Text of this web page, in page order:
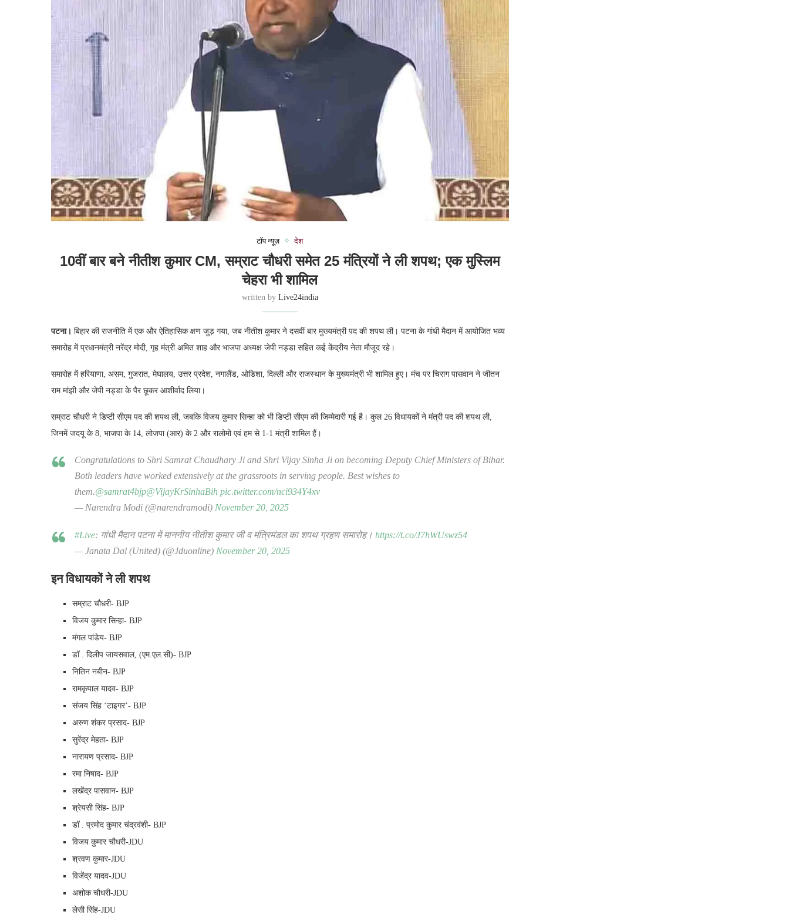
टॉप न्यूज़ देश
10वीं बार बने नीतीश कुमार CM, सम्राट चौधरी समेत 25 मंत्रियों ने ली शपथ; एक मुस्लिम
चेहरा भी शामिल
written by Live24india
पटना। बिहार की राजनीति में एक और ऐतिहासिक क्षण जुड़ गया, जब नीतीश कुमार ने दसवीं बार मुख्यमंत्री पद की शपथ ली। पटना के गांधी मैदान में आयोजित भव्य
समारोह में प्रधानमंत्री नरेंद्र मोदी, गृह मंत्री अमित शाह और भाजपा अध्यक्ष जेपी नड्डा सहित कई केंद्रीय नेता मौजूद रहे।
समारोह में हरियाणा, असम, गुजरात, मेघालय, उत्तर प्रदेश, नगालैंड, ओडिशा, दिल्ली और राजस्थान के मुख्यमंत्री भी शामिल हुए। मंच पर चिराग पासवान ने जीतन
राम मांझी और जेपी नड्डा के पैर छूकर आशीर्वाद लिया।
सम्राट चौधरी ने डिप्टी सीएम पद की शपथ ली, जबकि विजय कुमार सिन्हा को भी डिप्टी सीएम की जिम्मेदारी गई है। कुल 26 विधायकों ने मंत्री पद की शपथ ली,
जिनमें जदयू के 8, भाजपा के 14, लोजपा (आर) के 2 और रालोमो एवं हम से 1-1 मंत्री शामिल हैं।
Congratulations to Shri Samrat Chaudhary Ji and Shri Vijay Sinha Ji on becoming Deputy Chief Ministers of Bihar.
Both leaders have worked extensively at the grassroots in serving people. Best wishes to
them.@samrat4bjp@VijayKrSinhaBih pic.twitter.com/nci934Y4xv
— Narendra Modi (@narendramodi) November 20, 2025
#Live: गांधी मैदान पटना में माननीय नीतीश कुमार जी व मंत्रिमंडल का शपथ ग्रहण समारोह। https://t.co/J7hWUswz54
— Janata Dal (United) (@Jduonline) November 20, 2025
इन विधायकों ने ली शपथ
सम्राट चौधरी- BJP
विजय कुमार सिन्हा- BJP
मंगल पांडेय- BJP
डॉ . दिलीप जायसवाल, (एम.एल.सी)- BJP
नितिन नबीन- BJP
रामकृपाल यादव- BJP
संजय सिंह ‘टाइगर’- BJP
अरुण शंकर प्रसाद- BJP
सुरेंद्र मेहता- BJP
नारायण प्रसाद- BJP
रमा निषाद- BJP
लखेंद्र पासवान- BJP
श्रेयसी सिंह- BJP
डॉ . प्रमोद कुमार चंद्रवंशी- BJP
विजय कुमार चौधरी-JDU
श्रवण कुमार-JDU
विजेंद्र यादव-JDU
अशोक चौधरी-JDU
लेसी सिंह-JDU